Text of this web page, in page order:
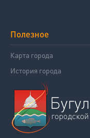
Полезное
Карта города
История города